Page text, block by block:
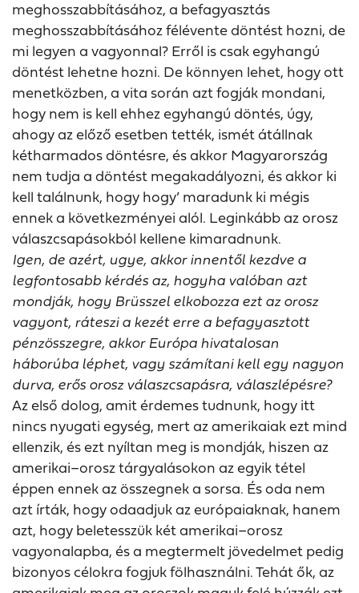
meghosszabbításához, a befagyasztás
meghosszabbításához félévente döntést hozni, de
mi legyen a vagyonnal? Erről is csak egyhangú
döntést lehetne hozni. De könnyen lehet, hogy ott
menetközben, a vita során azt fogják mondani,
hogy nem is kell ehhez egyhangú döntés, úgy,
ahogy az előző esetben tették, ismét átállnak
kétharmados döntésre, és akkor Magyarország
nem tudja a döntést megakadályozni, és akkor ki
kell találnunk, hogy hogy’ maradunk ki mégis
ennek a következményei alól. Leginkább az orosz
válaszcsapásokból kellene kimaradnunk.
Igen, de azért, ugye, akkor innentől kezdve a
legfontosabb kérdés az, hogyha valóban azt
mondják, hogy Brüsszel elkobozza ezt az orosz
vagyont, ráteszi a kezét erre a befagyasztott
pénzösszegre, akkor Európa hivatalosan
háborúba léphet, vagy számítani kell egy nagyon
durva, erős orosz válaszcsapásra, válaszlépésre?
Az első dolog, amit érdemes tudnunk, hogy itt
nincs nyugati egység, mert az amerikaiak ezt mind
ellenzik, és ezt nyíltan meg is mondják, hiszen az
amerikai–orosz tárgyalásokon az egyik tétel
éppen ennek az összegnek a sorsa. És oda nem
azt írták, hogy odaadjuk az európaiaknak, hanem
azt, hogy beletesszük két amerikai–orosz
vagyonalapba, és a megtermelt jövedelmet pedig
bizonyos célokra fogjuk fölhasználni. Tehát ők, az